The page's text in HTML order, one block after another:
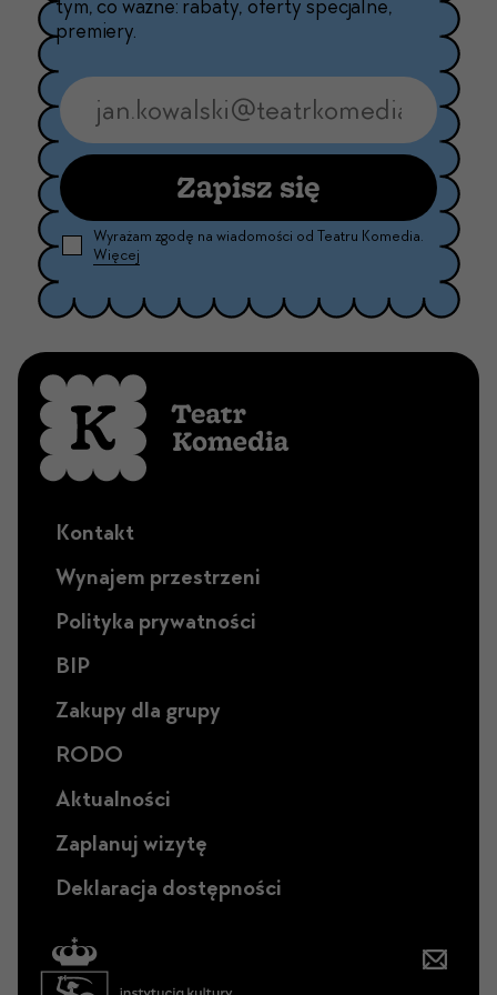
tym, co ważne: rabaty, oferty specjalne,
premiery.
Zapisz się
Wyrażam zgodę na wiadomości od Teatru Komedia.
Więcej
Kontakt
Wynajem przestrzeni
Polityka prywatności
BIP
Zakupy dla grupy
RODO
Aktualności
Zaplanuj wizytę
Deklaracja dostępności